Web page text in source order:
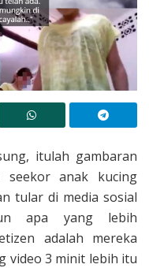
itulah gambaran
seekor anak kucing
tular di media sosial
apa yang lebih
adalah mereka
video 3 minit lebih itu